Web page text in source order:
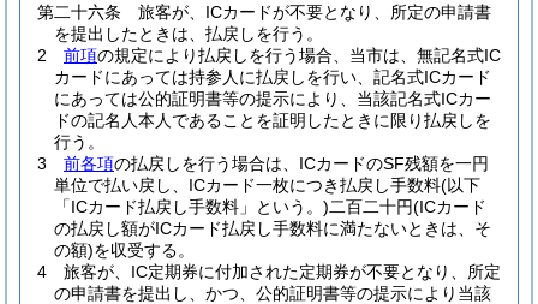
第二十六条
旅客が、ICカードが不要となり、所定の申請書
を提出したときは、払戻しを行う。
2
前項の規定により払戻しを行う場合、当市は、無記名式IC
カードにあっては持参人に払戻しを行い、記名式ICカード
にあっては公的証明書等の提示により、当該記名式ICカー
ドの記名人本人であることを証明したときに限り払戻しを
行う。
3
前各項の払戻しを行う場合は、ICカードのSF残額を一円
単位で払い戻し、ICカード一枚につき払戻し手数料(以下
「ICカード払戻し手数料」という。)二百二十円(ICカード
の払戻し額がICカード払戻し手数料に満たないときは、そ
の額)を収受する。
4
旅客が、IC定期券に付加された定期券が不要となり、所定
の申請書を提出し、かつ、公的証明書等の提示により当該